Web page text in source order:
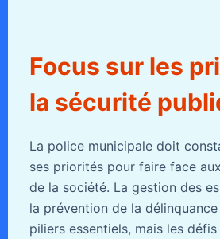
Focus sur les
la sécurité
La police municipale doit
ses priorités pour faire face
de la société. La gestion des
la prévention de la
piliers essentiels, mais les